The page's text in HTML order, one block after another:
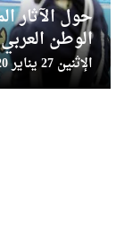
حول الآثار
الوطن العربي
الإثنين 27 يناير 2020 - 16:57:38